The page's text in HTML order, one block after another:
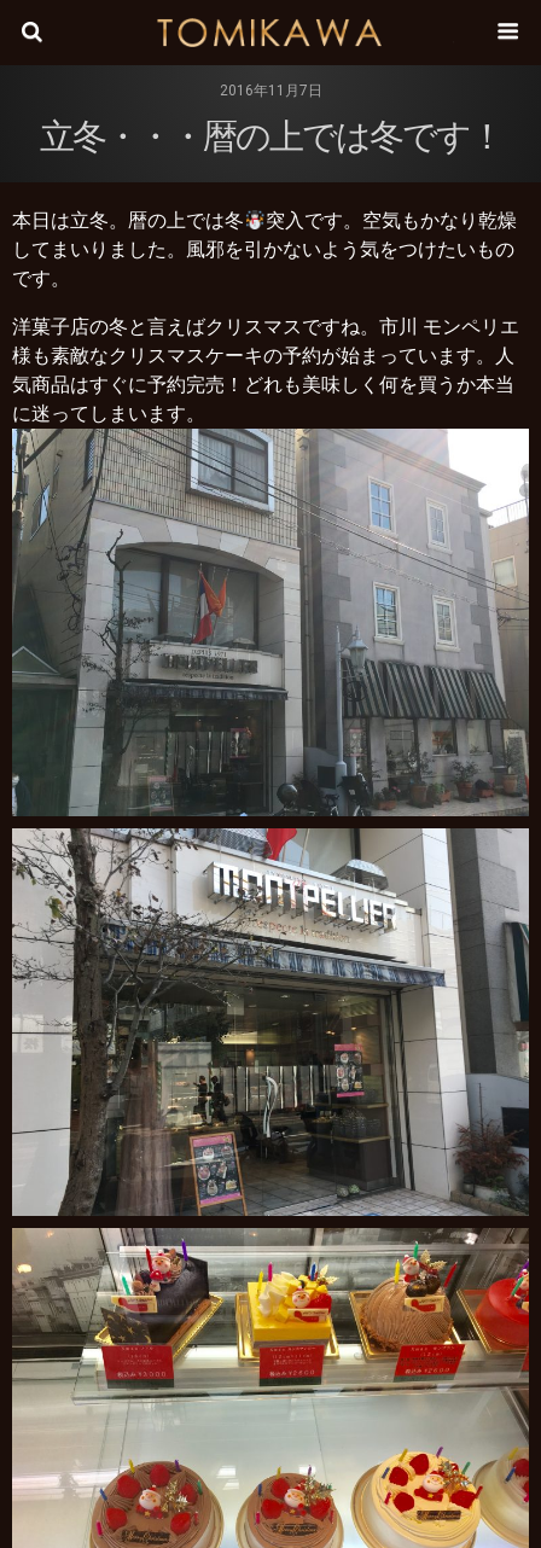
株式会
2016年11月7日
立冬・・・暦の上では冬です！
本日は立冬。暦の上では冬
️突入です。空気もかなり乾燥
してまいりました。風邪を引かないよう気をつけたいもの
です。
洋菓子店の冬と言えばクリスマスですね。市川 モンペリエ
様も素敵なクリスマスケーキの予約が始まっています。人
気商品はすぐに予約完売！どれも美味しく何を買うか本当
に迷ってしまいます。